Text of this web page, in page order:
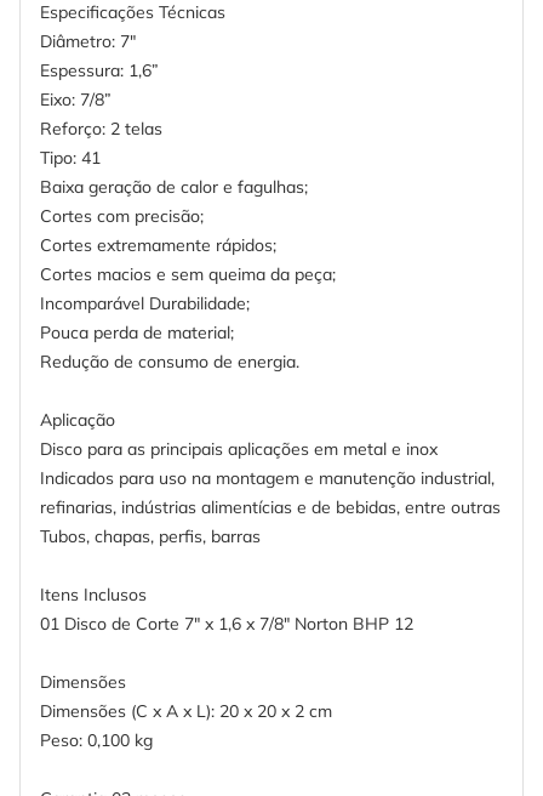
Especificações Técnicas
Diâmetro: 7"
Espessura: 1,6”
Eixo: 7/8”
Reforço: 2 telas
Tipo: 41
Baixa geração de calor e fagulhas;
Cortes com precisão;
Cortes extremamente rápidos;
Cortes macios e sem queima da peça;
Incomparável Durabilidade;
Pouca perda de material;
Redução de consumo de energia.
Aplicação
Disco para as principais aplicações em metal e inox
Indicados para uso na montagem e manutenção industrial,
refinarias, indústrias alimentícias e de bebidas, entre outras
Tubos, chapas, perfis, barras
Itens Inclusos
01 Disco de Corte 7" x 1,6 x 7/8" Norton BHP 12
Dimensões
Dimensões (C x A x L): 20 x 20 x 2 cm
Peso: 0,100 kg